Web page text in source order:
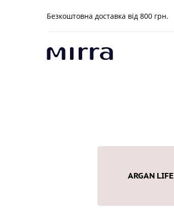
Безкоштовна доставка від 800 грн.
ARGAN LIFE